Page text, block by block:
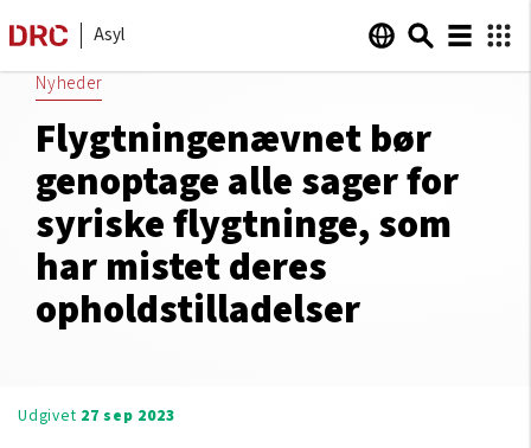
Asyl
Nyheder
Flygtningenævnet bør
genoptage alle sager for
syriske flygtninge, som
har mistet deres
opholdstilladelser
Udgivet 27 sep 2023